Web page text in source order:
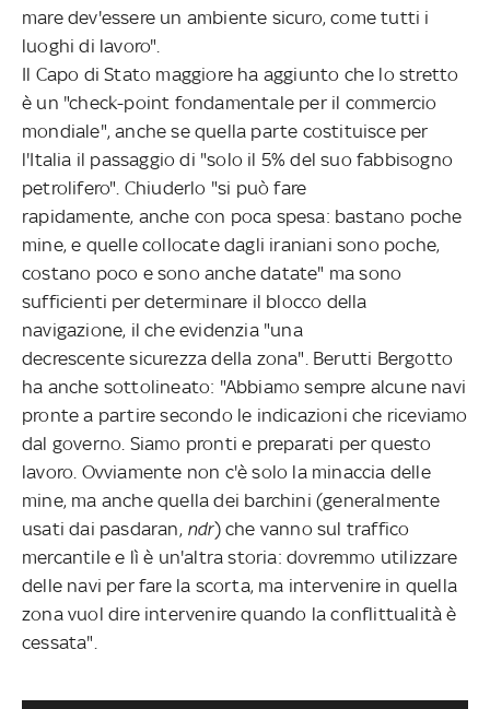
mare dev'essere un ambiente sicuro, come tutti i
luoghi di lavoro".
Il Capo di Stato maggiore ha aggiunto che lo stretto
è un "check-point fondamentale per il commercio
mondiale", anche se quella parte costituisce per
l'Italia il passaggio di "solo il 5% del suo fabbisogno
petrolifero". Chiuderlo "si può fare
rapidamente, anche con poca spesa: bastano poche
mine, e quelle collocate dagli iraniani sono poche,
costano poco e sono anche datate" ma sono
sufficienti per determinare il blocco della
navigazione, il che evidenzia "una
decrescente sicurezza della zona". Berutti Bergotto
ha anche sottolineato: "Abbiamo sempre alcune navi
pronte a partire secondo le indicazioni che riceviamo
dal governo. Siamo pronti e preparati per questo
lavoro. Ovviamente non c'è solo la minaccia delle
mine, ma anche quella dei barchini (generalmente
usati dai pasdaran, ndr) che vanno sul traffico
mercantile e lì è un'altra storia: dovremmo utilizzare
delle navi per fare la scorta, ma intervenire in quella
zona vuol dire intervenire quando la conflittualità è
cessata".